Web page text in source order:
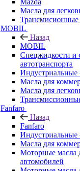
Mazda
Масла для
Трансмисионные
MOBIL
Назад
MOBIL
Cпецжидкости и
автотранспорта
Индустриальные
Масла для
Масла для
Fanfaro
Назад
Fanfaro
Индустриальные
Масла для
Моторные масла
автомобилей